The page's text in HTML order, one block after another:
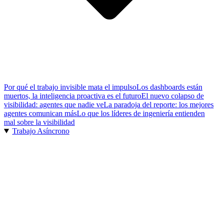
Por qué el trabajo invisible mata el impulsoLos dashboards están
muertos, la inteligencia proactiva es el futuroEl nuevo colapso de
visibilidad: agentes que nadie veLa paradoja del reporte: los mejores
agentes comunican másLo que los líderes de ingeniería entienden
mal sobre la visibilidad
Trabajo Asíncrono